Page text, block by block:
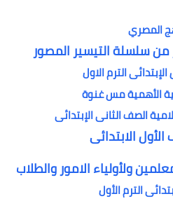
المصري
من سلسلة التيسير المصور
الأهمية مس غنوة
الصف الثانى الإبتدائى
ولأولياء الامور والطلاب
الترم الأول